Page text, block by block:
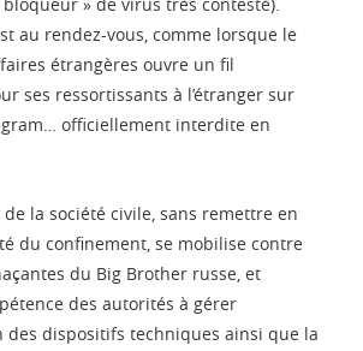
au rendez-vous, comme lorsque le
étrangères ouvre un fil
ses ressortissants à l’étranger sur
officiellement interdite en
la société civile, sans remettre en
du confinement, se mobilise contre
du Big Brother russe, et
des autorités à gérer
des dispositifs techniques ainsi que la